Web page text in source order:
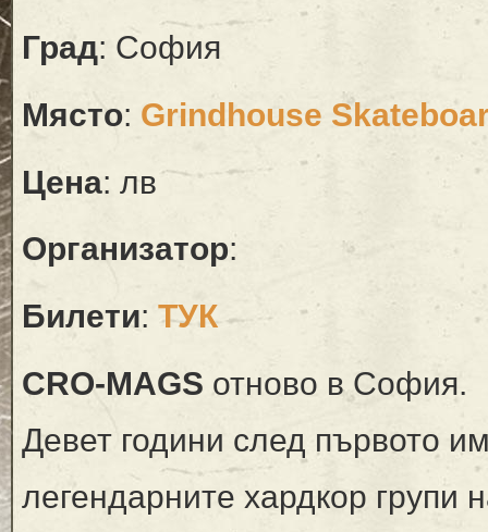
Град: София
Място: Grindhouse
Цена: лв
Организатор:
Билети: ТУК
CRO-MAGS отново в София.
Девет години след първото
легендарните хардкор групи